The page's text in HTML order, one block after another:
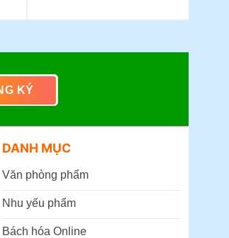
DANH MỤC
Văn phòng phẩm
Nhu yếu phẩm
Bách hóa Online